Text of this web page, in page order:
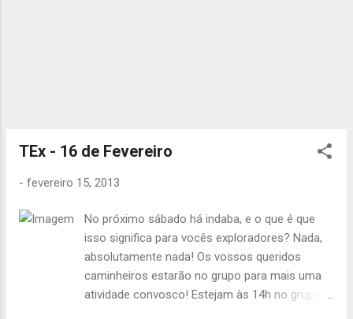
TEx - 16 de Fevereiro
- fevereiro 15, 2013
No próximo sábado há indaba, e o que é que
isso significa para vocês exploradores? Nada,
absolutamente nada! Os vossos queridos
caminheiros estarão no grupo para mais uma
atividade convosco! Estejam às 14h no grupo,